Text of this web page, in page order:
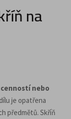
na
nebo
je opatřena
předmětů. Skříň